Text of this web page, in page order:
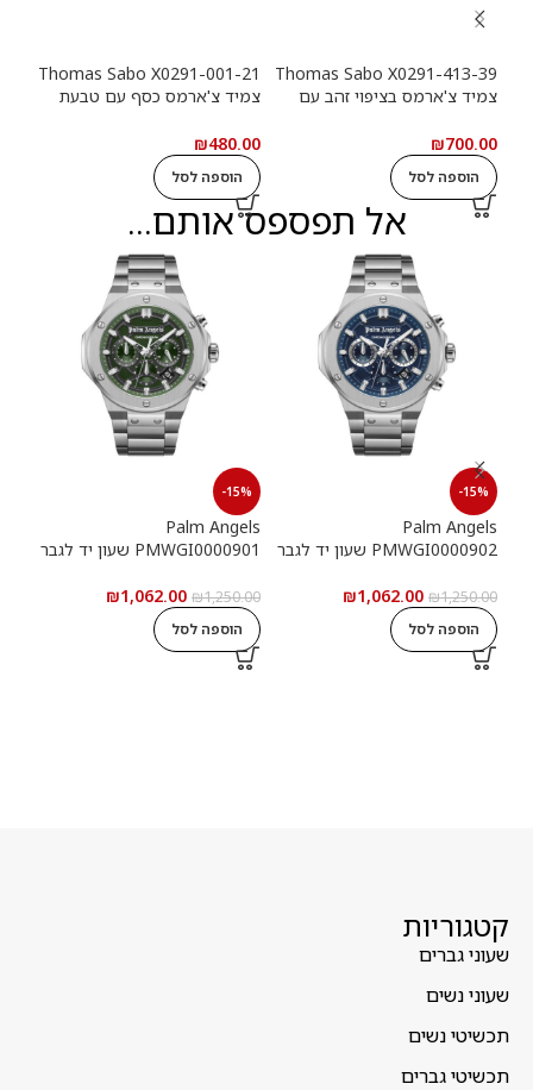
Thomas Sabo X0291-413-39
צמיד צ'ארמס בציפוי זהב עם
₪700.00
הוספה לסל
Thomas Sabo X0291-001-21
צמיד צ'ארמס כסף עם טבעת
₪480.00
הוספה לסל
אל תפספס אותם...
-15%
Palm Angels
PMWGI0000902 שעון יד לגבר
₪1,250.00
₪1,062.00
הוספה לסל
-15%
Palm Angels
PMWGI0000901 שעון יד לגבר
₪1,250.00
₪1,062.00
הוספה לסל
קטגוריות
שעוני גברים
שעוני נשים
תכשיטי נשים
תכשיטי גברים